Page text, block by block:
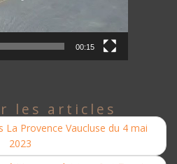
00:15
les articles
La Provence Vaucluse du 4 mai
2023